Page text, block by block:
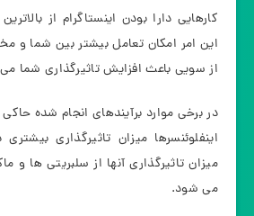
کارهایی دارا بودن اینستاگرام از
این امر امکان تعامل بیشتر بین شما و
از سویی باعث افزایش تاثیرگذاری شما
در برخی موارد برآیندهای انجام شده
اینفلوئنسرها میزان تاثیرگذاری
میزان تاثیرگذاری آنها از سلبریتی ها و
می شود.